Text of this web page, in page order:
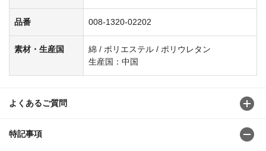
品番 008-1320-02202
素材・生産国
綿 / ポリエステル / ポリウレタン
生産国：中国
よくあるご質問
特記事項